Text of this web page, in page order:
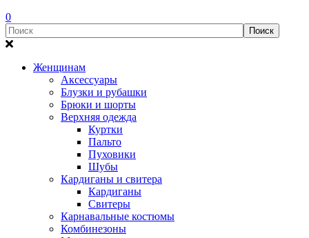
0
Женщинам
Аксессуары
Блузки и рубашки
Брюки и шорты
Верхняя одежда
Куртки
Пальто
Пуховики
Шубы
Кардиганы и свитера
Кардиганы
Свитеры
Карнавальные костюмы
Комбинезоны